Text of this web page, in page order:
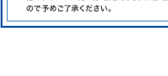
予めご了承くださいませ。
お問い合わせいただけますようお願いいたしま